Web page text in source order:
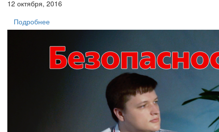
12 октября, 2016
Подробнее